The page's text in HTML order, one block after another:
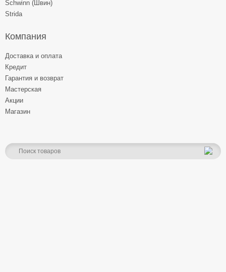
Schwinn (Швин)
Strida
Компания
Доставка и оплата
Кредит
Гарантия и возврат
Мастерская
Акции
Магазин